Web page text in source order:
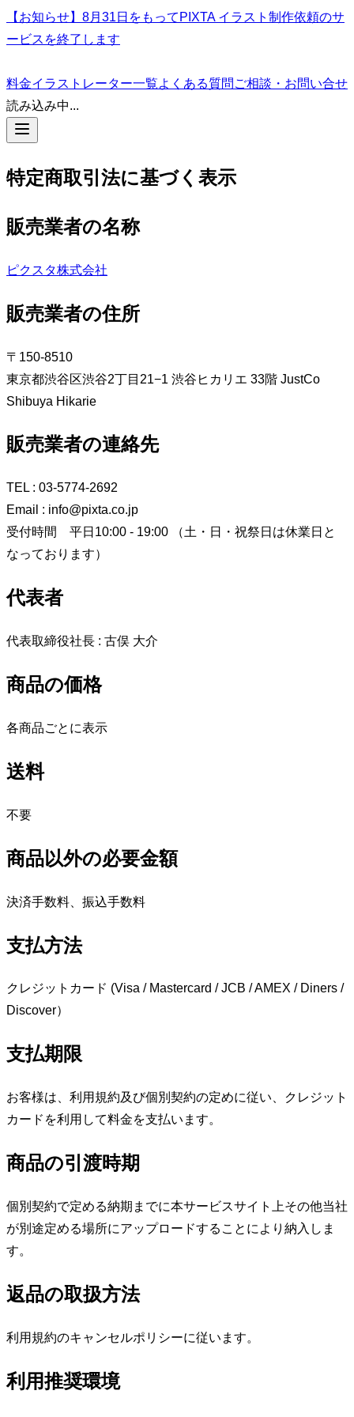
【お知らせ】8月31日をもってPIXTA イラスト制作依頼のサ
ービスを終了します
料金イラストレーター一覧よくある質問 ご相談・お問い合せ
読み込み中...
特定商取引法に基づく表示
販売業者の名称
ピクスタ株式会社
販売業者の住所
〒150-8510
東京都渋谷区渋谷2丁目21−1 渋谷ヒカリエ 33階 JustCo
Shibuya Hikarie
販売業者の連絡先
TEL : 03-5774-2692
Email : info@pixta.co.jp
受付時間 平日10:00 - 19:00 （土・日・祝祭日は休業日と
なっております）
代表者
代表取締役社長 : 古俣 大介
商品の価格
各商品ごとに表示
送料
不要
商品以外の必要金額
決済手数料、振込手数料
支払方法
クレジットカード (Visa / Mastercard / JCB / AMEX / Diners /
Discover）
支払期限
お客様は、利用規約及び個別契約の定めに従い、クレジット
カードを利用して料金を支払います。
商品の引渡時期
個別契約で定める納期までに本サービスサイト上その他当社
が別途定める場所にアップロードすることにより納入しま
す。
返品の取扱方法
利用規約のキャンセルポリシーに従います。
利用推奨環境